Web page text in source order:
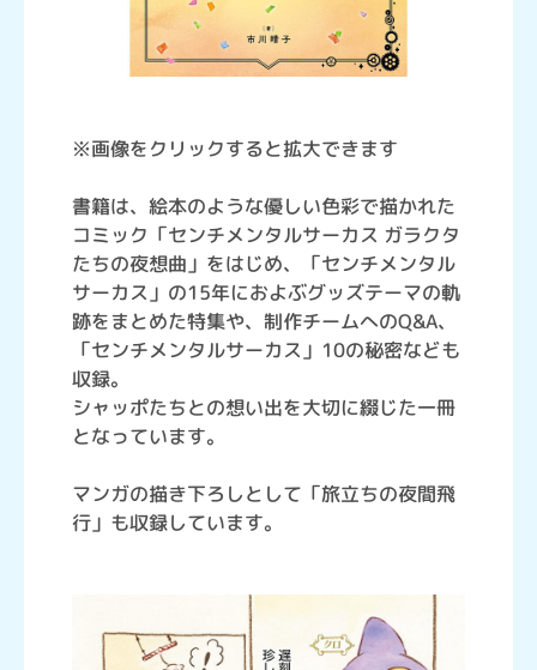
※画像をクリックすると拡大できます
書籍は、絵本のような優しい色彩で描かれた
コミック「センチメンタルサーカス ガラクタ
たちの夜想曲」をはじめ、「センチメンタル
サーカス」の15年におよぶグッズテーマの軌
跡をまとめた特集や、制作チームへのQ&A、
「センチメンタルサーカス」10の秘密なども
収録。
シャッポたちとの想い出を大切に綴じた一冊
となっています。
マンガの描き下ろしとして「旅立ちの夜間飛
行」も収録しています。